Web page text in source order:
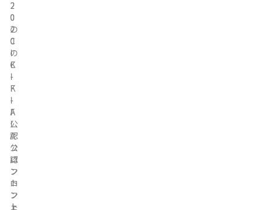
2
0
の
C
I
K
-
F
I
A
公
認
フ
ロ
ン
ト
フ
ェ
2
0
2
0
の
C
I
K
-
F
I
A
公
認
フ
ロ
ン
ト